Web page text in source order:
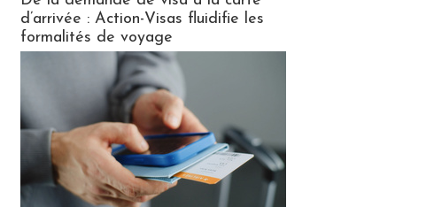
d’arrivée : Action-Visas fluidifie les
formalités de voyage